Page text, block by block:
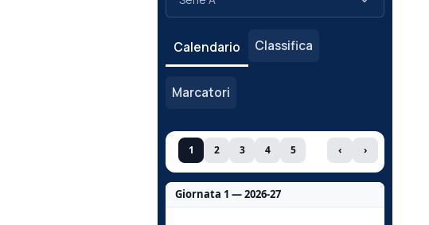
Calendario Classifica
Marcatori
1 2 3 4 5 ‹ ›
Giornata 1 — 2026-27